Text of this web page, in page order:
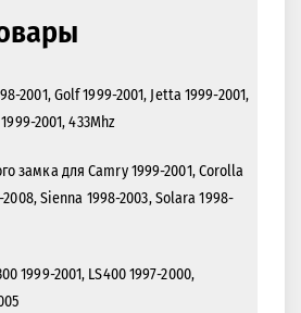
2001, Golf 1999-2001, Jetta 1999-2001,
2001, 433Mhz
замка для Camry 1999-2001, Corolla
Sienna 1998-2003, Solara 1998-
1999-2001, LS400 1997-2000,